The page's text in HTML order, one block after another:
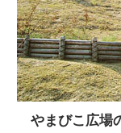
やまびこ広場